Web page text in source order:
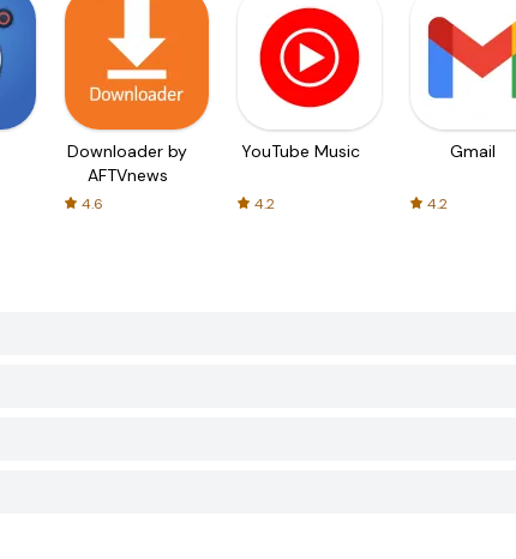
Downloader by
AFTVnews
4.6
YouTube Music
4.2
Gmail
4.2